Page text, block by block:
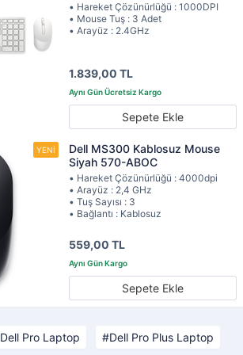
• Hareket Çözünürlüğü : 1000DPI
• Mouse Tuş : 3 Adet
• Arayüz : 2.4GHz
1.839,00 TL
Sepete Ekle
Dell MS300 Kablosuz Mouse
Siyah 570-ABOC
• Hareket Çözünürlüğü : 4000dpi
• Arayüz : 2,4 GHz
• Tuş Sayısı : 3
• Bağlantı : Kablosuz
559,00 TL
Sepete Ekle
Dell Pro Laptop Dell Pro Plus Laptop